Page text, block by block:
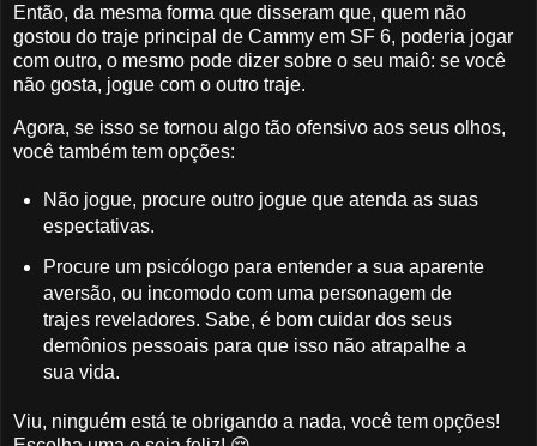
Então, da mesma forma que disseram que, quem não
gostou do traje principal de Cammy em SF 6, poderia jogar
com outro, o mesmo pode dizer sobre o seu maiô: se você
não gosta, jogue com o outro traje.
Agora, se isso se tornou algo tão ofensivo aos seus olhos,
você também tem opções:
Não jogue, procure outro jogue que atenda as suas
espectativas.
Procure um psicólogo para entender a sua aparente
aversão, ou incomodo com uma personagem de
trajes reveladores. Sabe, é bom cuidar dos seus
demônios pessoais para que isso não atrapalhe a
sua vida.
Viu, ninguém está te obrigando a nada, você tem opções!